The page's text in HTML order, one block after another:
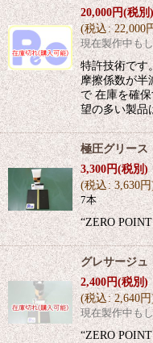
20,000円(税別)
(税込: 22,000
現在製作中も
特許技術です
摩擦係数が半
で 在庫を確
望の多い製
極圧グリー
3,300円(税別)
(税込: 3,630円
7本
“ZERO
グレサージ
2,400円(税別)
(税込: 2,640円
現在製作中も
“ZERO